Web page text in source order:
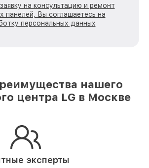
на консультацию и ремонт
панелей, Вы соглашаетесь на
персональных данных
нашего
центра LG в Москве
эксперты